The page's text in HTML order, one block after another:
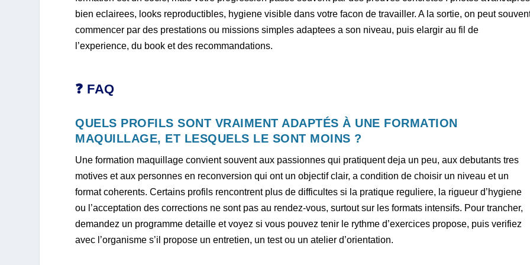
bien eclairees, looks reproductibles, hygiene visible dans votre facon de travailler. A la sortie, on peut
commencer par des prestations ou missions simples adaptees a son niveau, puis elargir au fil de
l’experience, du book et des recommandations.
❓ FAQ
QUELS PROFILS SONT VRAIMENT ADAPTÉS À UNE FORMATION
MAQUILLAGE, ET LESQUELS LE SONT MOINS ?
Une formation maquillage convient souvent aux passionnes qui pratiquent deja un peu, aux debutants tres
motives et aux personnes en reconversion qui ont un objectif clair, a condition de choisir un niveau et un
format coherents. Certains profils rencontrent plus de difficultes si la pratique reguliere, la rigueur d’hygiene
ou l’acceptation des corrections ne sont pas au rendez-vous, surtout sur les formats intensifs. Pour trancher,
demandez un programme detaille et voyez si vous pouvez tenir le rythme d’exercices propose, puis verifiez
avec l’organisme s’il propose un entretien, un test ou un atelier d’orientation.